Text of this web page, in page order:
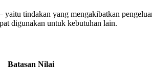
tindakan yang mengakibatkan
digunakan untuk kebutuhan lain.
Batasan Nilai